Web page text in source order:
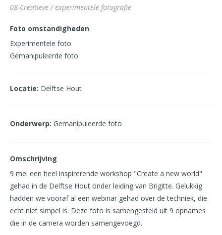
08-Creatieve / experimentele fotografie
Foto omstandigheden
Experimentele foto
Gemanipuleerde foto
Locatie: Delftse Hout
Onderwerp: Gemanipuleerde foto
Omschrijving
9 mei een heel inspirerende workshop "Create a new world"
gehad in de Delftse Hout onder leiding van Brigitte. Gelukkig
hadden we vooraf al een webinar gehad over de techniek, die
echt niet simpel is. Deze foto is samengesteld uit 9 opnames
die in de camera worden samengevoegd.